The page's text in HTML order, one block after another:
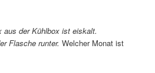
aus der Kühlbox ist eiskalt.
Flasche runter.Welcher Monat ist